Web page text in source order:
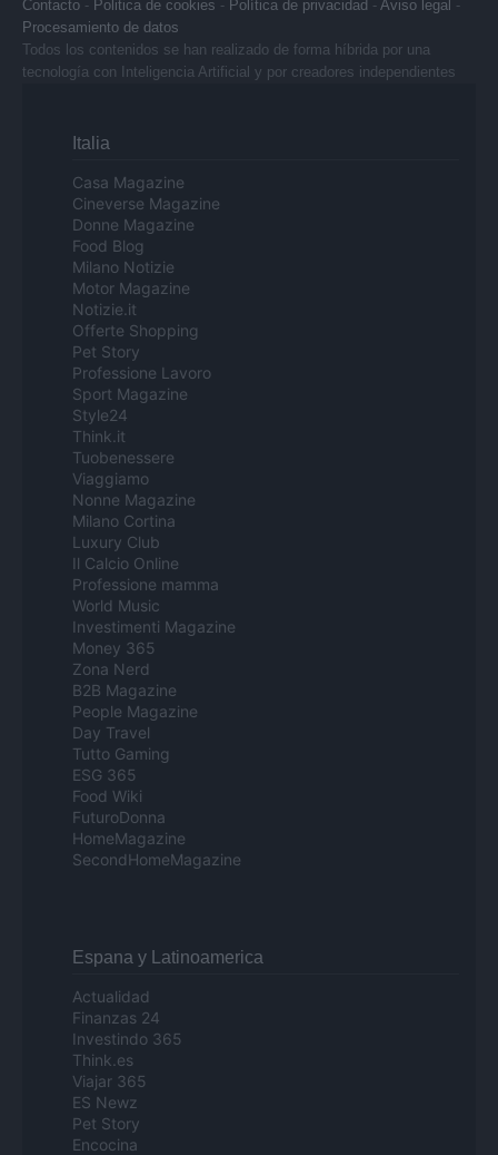
Contacto - Politica de cookies - Política de privacidad - Aviso legal -
Procesamiento de datos
Todos los contenidos se han realizado de forma híbrida por una
tecnología con Inteligencia Artificial y por creadores independientes
Italia
Casa Magazine
Cineverse Magazine
Donne Magazine
Food Blog
Milano Notizie
Motor Magazine
Notizie.it
Offerte Shopping
Pet Story
Professione Lavoro
Sport Magazine
Style24
Think.it
Tuobenessere
Viaggiamo
Nonne Magazine
Milano Cortina
Luxury Club
Il Calcio Online
Professione mamma
World Music
Investimenti Magazine
Money 365
Zona Nerd
B2B Magazine
People Magazine
Day Travel
Tutto Gaming
ESG 365
Food Wiki
FuturoDonna
HomeMagazine
SecondHomeMagazine
Espana y Latinoamerica
Actualidad
Finanzas 24
Investindo 365
Think.es
Viajar 365
ES Newz
Pet Story
Encocina